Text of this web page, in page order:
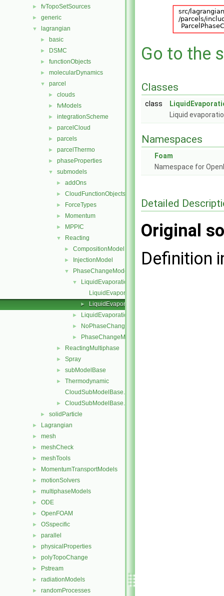
► fvTopoSetSources
► generic
▼ lagrangian
► basic
► DSMC
► functionObjects
► molecularDynamics
▼ parcel
► clouds
► fvModels
► integrationScheme
► parcelCloud
► parcels
► parcelThermo
► phaseProperties
▼ submodels
► addOns
► CloudFunctionObjects
► ForceTypes
► Momentum
► MPPIC
▼ Reacting
► CompositionModel
► InjectionModel
▼ PhaseChangeModel
▼
LiquidEvaporation
LiquidEvaporation.C
► LiquidEvaporation.H
► LiquidEvaporationBoil
► NoPhaseChange
► PhaseChangeModel
► ReactingMultiphase
► Spray
► subModelBase
►
Thermodynamic
CloudSubModelBase.C
► CloudSubModelBase.H
► solidParticle
► Lagrangian
► mesh
► meshCheck
► meshTools
► MomentumTransportModels
► motionSolvers
► multiphaseModels
► ODE
► OpenFOAM
► OSspecific
► parallel
► physicalProperties
► polyTopoChange
► Pstream
► radiationModels
► randomProcesses
Go to the
Classes
class
Liquid
Namespaces
Foam
Namespace for
Detailed
Original
Definition